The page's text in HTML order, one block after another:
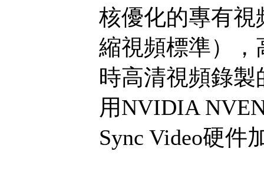
核優化的專有視
縮視頻標準）
時高清視頻錄
用NVIDIA
Sync Video硬件